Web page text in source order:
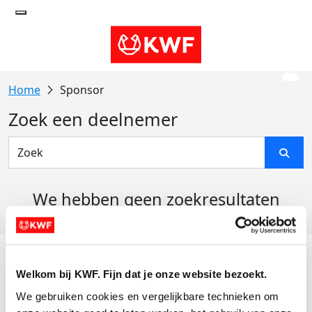
Welkom bij KWF. Fijn dat je onze website bezoekt.
We gebruiken cookies en vergelijkbare technieken om
Sponsor
Zoek een deelnemer
We hebben geen zoekresultaten
Actiematerialen
Evenementen